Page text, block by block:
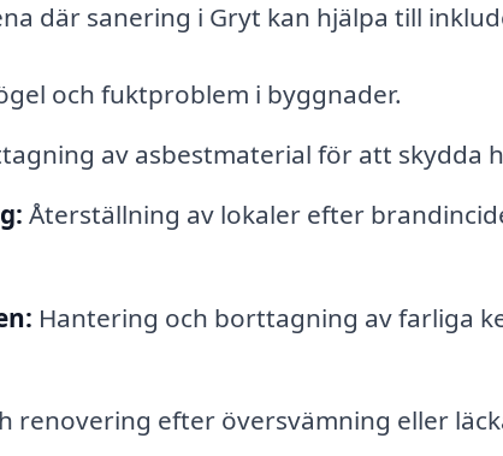
där sanering i Gryt kan hjälpa till
och fuktproblem i byggnader.
av asbestmaterial för att skydda
Återställning av lokaler efter
Hantering och borttagning av farliga
renovering efter översvämning eller